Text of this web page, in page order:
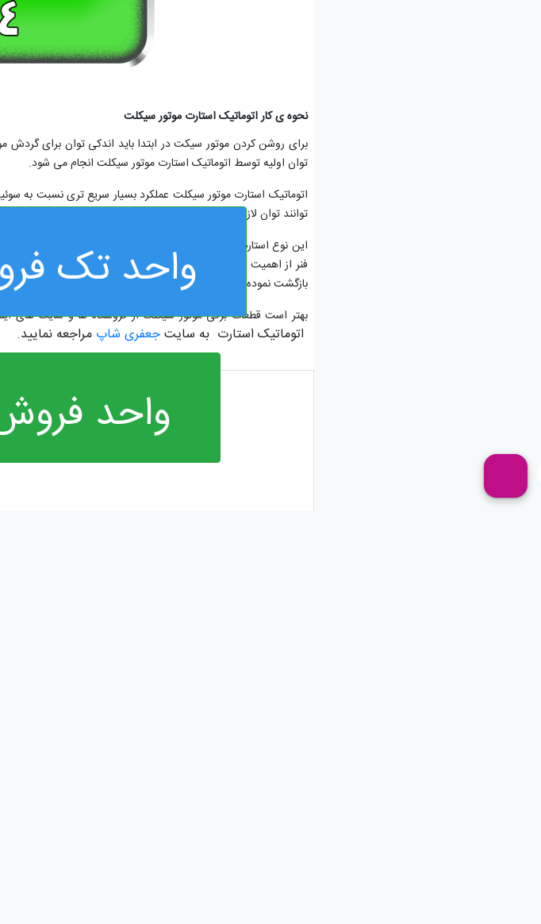
نحوه ی کار اتوماتیک استارت موتور سیکلت
برای روشن کردن موتور سیکت در ابتدا باید اندکی توان برای
توان اولیه توسط اتوماتیک استارت موتور سیکلت انجام می شود.
اتوماتیک استارت موتور سیکلت عملکرد بسیار سریع تری نسبت
توانند توان لازم برای گردش موتور را در مدت زمان بسیار کوتاهی
این نوع استارت دارای یک فنر بازگرداننده است که این فنر به
فنر از اهمیت بالایی برخوردار است. سلامت فنر از آن جهت مهم
بازگشت نموده و قطعات را به حالت اولیه برگرداند. بنابراین اگر
بهتر است قطعات برقی موتور سیکلت از فروشگاه ها و سایت های
اتوماتیک استارت به سایتجعفری شاپ مراجعه نمایید.
واحد تک
واحد